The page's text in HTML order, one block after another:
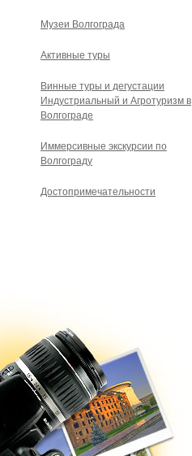
Музеи Волгограда
Активные туры
Винные туры и дегустации
Индустриальный и Агротуризм в
Волгограде
Иммерсивные экскурсии по
Волгограду
Достопримечательности